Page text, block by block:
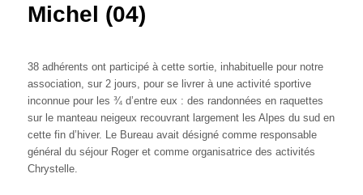
Michel (04)
38 adhérents ont participé à cette sortie, inhabituelle pour notre
association, sur 2 jours, pour se livrer à une activité sportive
inconnue pour les ¾ d’entre eux : des randonnées en raquettes
sur le manteau neigeux recouvrant largement les Alpes du sud en
cette fin d’hiver. Le Bureau avait désigné comme responsable
général du séjour Roger et comme organisatrice des activités
Chrystelle.